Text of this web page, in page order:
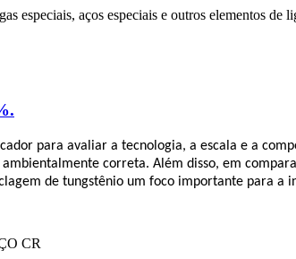
especiais, aços especiais e outros elementos de
para avaliar a tecnologia, a escala e a
correta. Além disso, em
de tungstênio um foco importante para a